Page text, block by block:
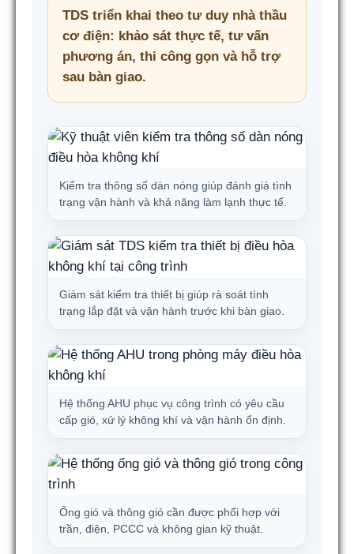
TDS triển khai theo tư duy nhà thầu
cơ điện: khảo sát thực tế, tư vấn
phương án, thi công gọn và hỗ trợ
sau bàn giao.
Kiểm tra thông số dàn nóng giúp đánh giá tình
trạng vận hành và khả năng làm lạnh thực tế.
Giám sát kiểm tra thiết bị giúp rà soát tình
trạng lắp đặt và vận hành trước khi bàn giao.
Hệ thống AHU phục vụ công trình có yêu cầu
cấp gió, xử lý không khí và vận hành ổn định.
Ống gió và thông gió cần được phối hợp với
trần, điện, PCCC và không gian kỹ thuật.